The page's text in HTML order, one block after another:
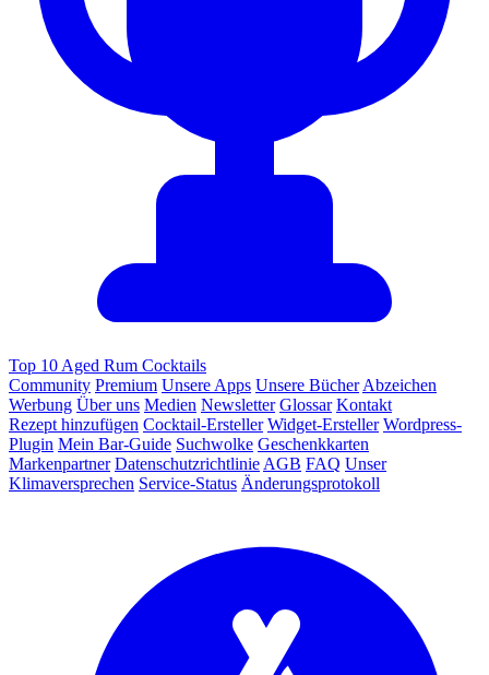
Top 10 Aged Rum Cocktails
Community Premium Unsere Apps Unsere Bücher Abzeichen
Werbung Über uns Medien Newsletter Glossar Kontakt
Rezept hinzufügen Cocktail-Ersteller Widget-Ersteller Wordpress-
Plugin Mein Bar-Guide Suchwolke Geschenkkarten
Markenpartner Datenschutzrichtlinie AGB FAQ Unser
Klimaversprechen Service-Status Änderungsprotokoll